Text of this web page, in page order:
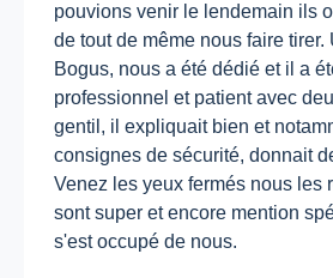
pouvions venir le lendemain ils
de tout de même nous faire tirer.
Bogus, nous a été dédié et il a
professionnel et patient avec
gentil, il expliquait bien et
consignes de sécurité, donnait
Venez les yeux fermés nous les
sont super et encore mention
s'est occupé de nous.